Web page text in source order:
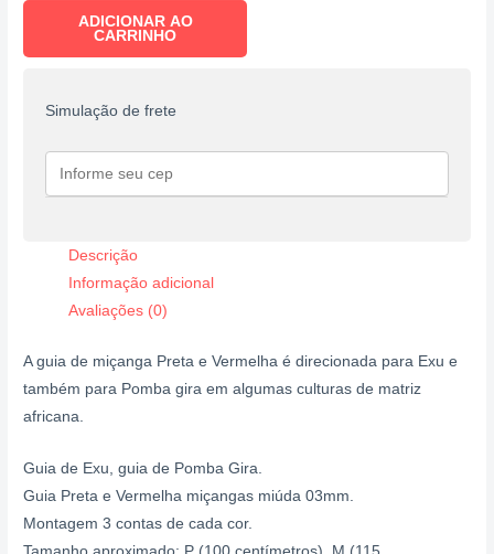
ADICIONAR AO
CARRINHO
Simulação de frete
Descrição
Informação adicional
Avaliações (0)
A guia de miçanga Preta e Vermelha é direcionada para Exu e
também para Pomba gira em algumas culturas de matriz
africana.
Guia de Exu, guia de Pomba Gira.
Guia Preta e Vermelha miçangas miúda 03mm.
Montagem 3 contas de cada cor.